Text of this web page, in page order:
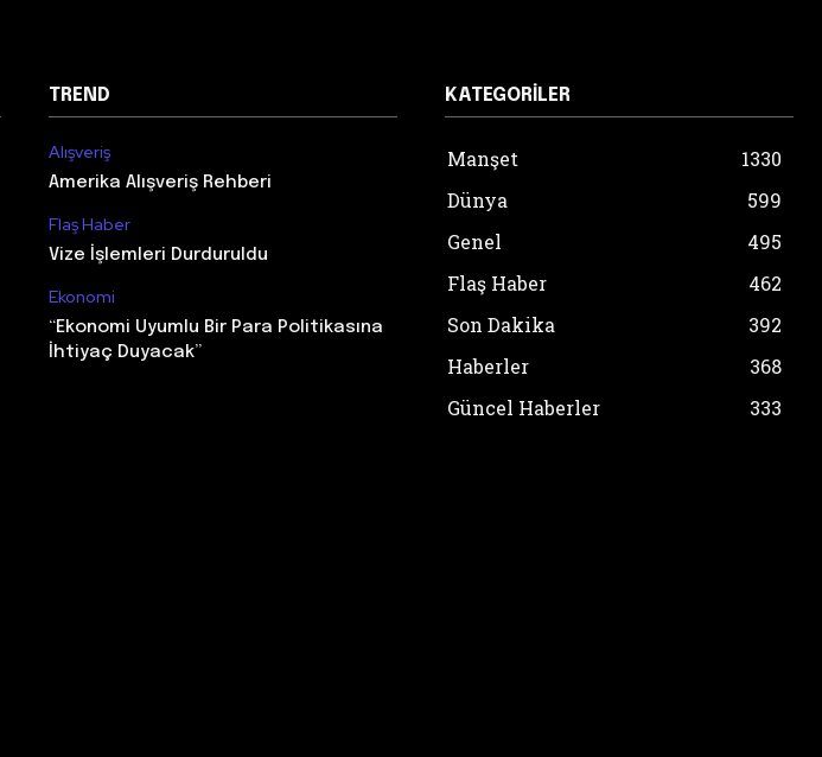
TREND
Alışveriş
Amerika Alışveriş Rehberi
Flaş Haber
Vize İşlemleri Durduruldu
Ekonomi
“Ekonomi Uyumlu Bir Para Politikasına
İhtiyaç Duyacak”
KATEGORILER
Manşet
1330
Dünya
599
Genel
495
Flaş Haber
462
Son Dakika
392
Haberler
368
Güncel Haberler
333